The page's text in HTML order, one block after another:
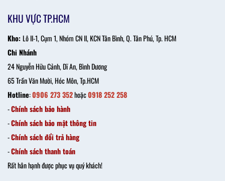
KHU VỰC TP.HCM
Kho: Lô II-1, Cụm 1, Nhóm CN II, KCN Tân Bình, Q. Tân Phú, Tp. HCM
Chi Nhánh
24 Nguyễn Hữu Cảnh, Dĩ An, Bình Dương
65 Trần Văn Mười, Hóc Môn, Tp.HCM
Hotline:0906 273 352hoặc0918 252 258
-Chính sách bảo hành
-Chính sách bảo mật thông tin
-Chính sách đổi trả hàng
-Chính sách thanh toán
Rất hân hạnh được phục vụ quý khách!